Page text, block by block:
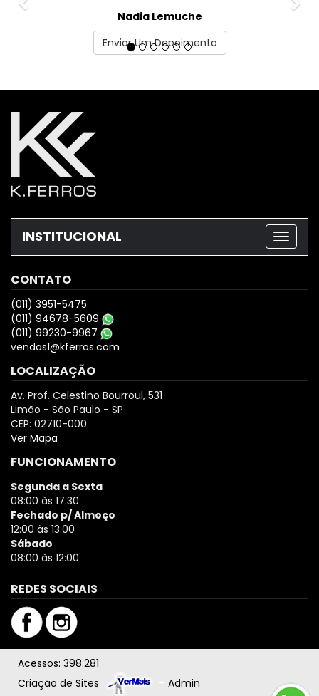
Nadia Lemuche
Enviar Um Depoimento
INSTITUCIONAL
CONTATO
(011) 3951-5475
(011) 94678-5609
(011) 99230-9967
vendas1@kferros.com
LOCALIZAÇÃO
Av. Prof. Celestino Bourroul, 531
Limão - São Paulo - SP
CEP: 02710-000
Ver Mapa
FUNCIONAMENTO
Segunda a Sexta
08:00 às 17:30
Fechado p/ Almoço
12:00 às 13:00
Sábado
08:00 às 12:00
REDES SOCIAIS
Acessos: 398.281
Criação de Sites
Admin